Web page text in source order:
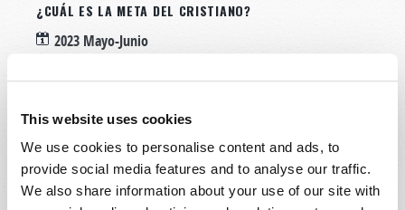
This website uses cookies
We use cookies to personalise content and ads, to
provide social media features and to analyse our traffic.
We also share information about your use of our site with
¿CUÁL ES LA META DEL CRISTIANO?
2023 Mayo-Junio
Casi todo el que se
considera cristiano, ha